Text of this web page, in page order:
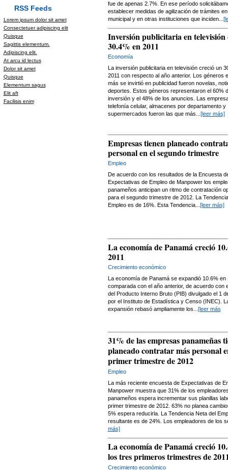
RSS Feeds
Lorem ipsum dolor sit amet
Consectetuer adipiscing elit
Quisque
Sagittis elementum.
Adipiscing elit.
At arcu id lectus
Dolor sit amet
Quisque
Elementum sagus
Elit aft
Facilisis enim
fue de apenas 2.7%. En ese período
establecer medidas de agilización de trámites
municipal y en otras instituciones que inciden...
Inversión publicitaria en televisión
30.4% en 2011
Economía
La inversión publicitaria en televisión creció un
2011 con respecto al año anterior. Los géneros
más se invirtió en publicidad fueron novelas,
deportes. Estos géneros representaron el 60%
inversión y el 48% de los anuncios. Las
telefonía celular, almacenes por departamento y
supermercados fueron las que más... [leer más]
Empresas tienen planeado
personal en el segundo trimestre
Empleo
De acuerdo con los resultados de la Encuesta
Expectativas de Empleo de Manpower los
panameños anticipan un ritmo de contratación
para el segundo trimestre de 2012. La
Empleo es de 16%. Esta Tendencia... [leer más]
La economía de Panamá creció
2011
Crecimiento económico
La economía de Panamá se expandió 10.6% en
comparada con el año anterior, de acuerdo con
del Producto Interno Bruto (PIB) divulgado el 1
por el Instituto de Estadística y Censo (INEC).
expansión rebasó ampliamente los... [leer más
31% de las empresas panameñas
planeado contratar más personal
primer trimestre de 2012
Empleo
La más reciente encuesta de Expectativas de
Manpower muestra que 31% de los
panameños espera incrementar sus planillas
primer trimestre de 2012. 63% no planea
5% espera reducirla. La Tendencia Neta del
resultante es de 24%. Los empleadores de los
más]
La economía de Panamá creció
los tres primeros trimestres de
Crecimiento económico